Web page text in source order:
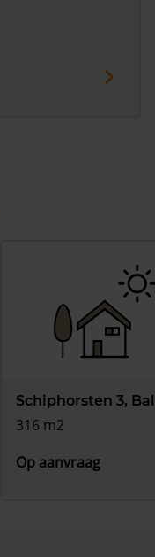
Schiphorsten 3,
316 m2
Op aanvraag